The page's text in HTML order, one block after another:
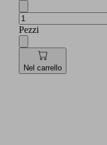
Pezzi
Nel carrello